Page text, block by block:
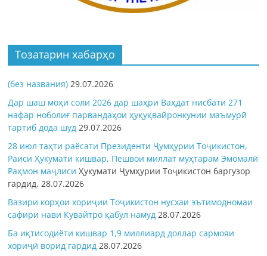
Тозатарин хабарҳо
(без названия) 29.07.2026
Дар шаш моҳи соли 2026 дар шаҳри Ваҳдат нисбати 271
нафар ноболиғ парвандаҳои ҳуқуқвайронкунии маъмурӣ
тартиб дода шуд 29.07.2026
28 июл таҳти раёсати Президенти Ҷумҳурии Тоҷикистон,
Раиси Ҳукумати кишвар, Пешвои миллат муҳтарам Эмомалӣ
Раҳмон маҷлисиҲукумати Ҷумҳурии Тоҷикистон баргузор
гардид.28.07.2026
Вазири корҳои хориҷии Тоҷикистон нусхаи эътимодномаи
сафири нави Кувайтро қабул намуд 28.07.2026
Ба иқтисодиёти кишвар 1,9 миллиард доллар сармояи
хориҷӣ ворид гардид 28.07.2026